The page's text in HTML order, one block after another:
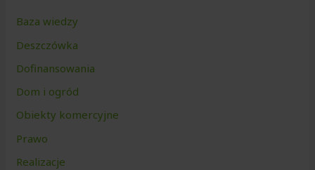
Baza wiedzy
Deszczówka
Dofinansowania
Dom i ogród
Obiekty komercyjne
Prawo
Realizacje